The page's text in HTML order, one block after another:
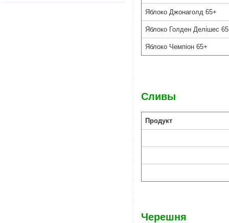
Яблоко Джонаголд 65+
Яблоко Голден Делішес
Яблоко Чемпіон 65+
Сливы
Продукт
Черешня